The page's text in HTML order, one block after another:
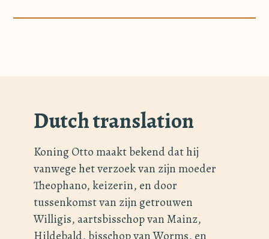
Dutch translation
Koning Otto maakt bekend dat hij
vanwege het verzoek van zijn moeder
Theophano, keizerin, en door
tussenkomst van zijn getrouwen
Willigis, aartsbisschop van Mainz,